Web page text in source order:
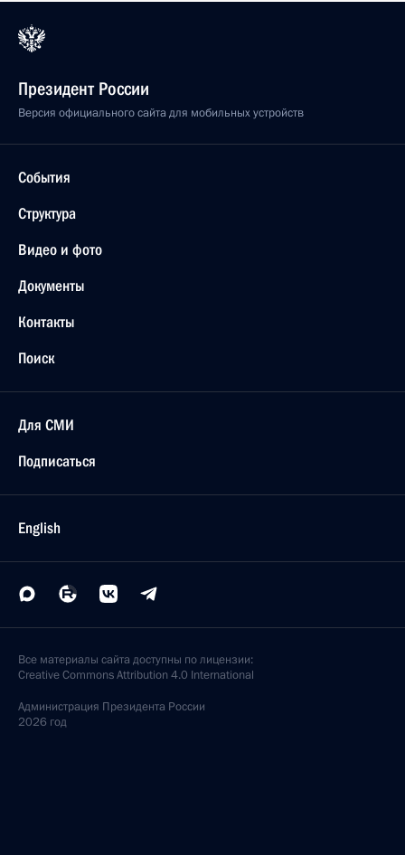
Президент России
Версия официального сайта для мобильных устройств
События
Структура
Видео и фото
Документы
Контакты
Поиск
Для СМИ
Подписаться
English
Все материалы сайта доступны по лицензии:
Creative Commons Attribution 4.0 International
Администрация Президента России
2026 год